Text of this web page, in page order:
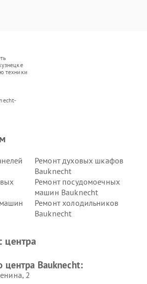
техники
Ремонт духовых шкафов
Bauknecht
Ремонт посудомоечных
машин Bauknecht
Ремонт холодильников
Bauknecht
центра
центра Bauknecht:
2